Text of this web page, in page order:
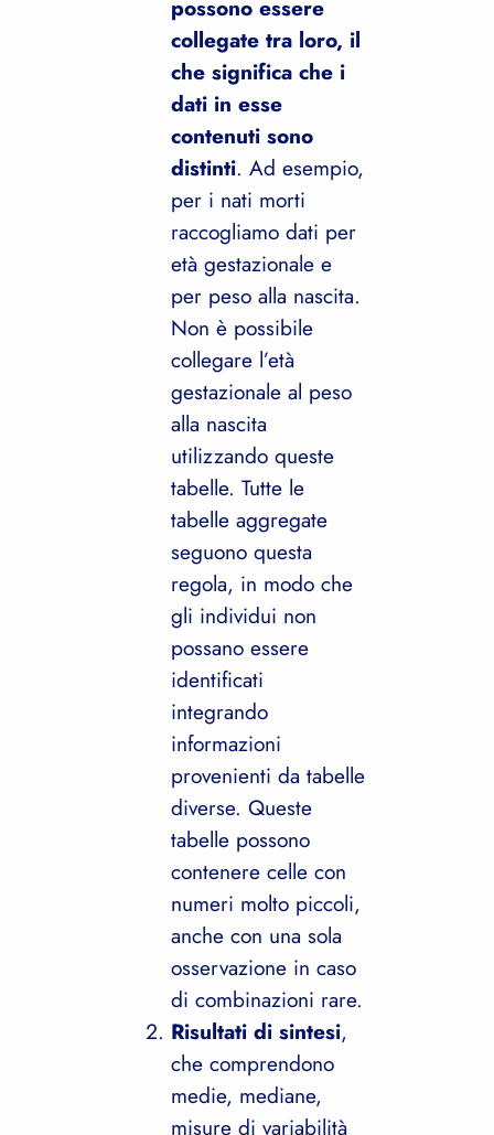
possono essere
collegate tra loro, il
che significa che i
dati in esse
contenuti sono
distinti. Ad esempio,
per i nati morti
raccogliamo dati per
età gestazionale e
per peso alla nascita.
Non è possibile
collegare l’età
gestazionale al peso
alla nascita
utilizzando queste
tabelle. Tutte le
tabelle aggregate
seguono questa
regola, in modo che
gli individui non
possano essere
identificati
integrando
informazioni
provenienti da tabelle
diverse. Queste
tabelle possono
contenere celle con
numeri molto piccoli,
anche con una sola
osservazione in caso
di combinazioni rare.
Risultati di sintesi,
che comprendono
medie, mediane,
misure di variabilità